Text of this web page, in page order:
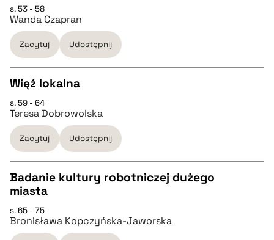
pobierz cytat
BIBTEX
s. 53 - 58
Wanda Czapran
Zacytuj Udostępnij
CZYSTY TEKST
pobierz cytat
BIBTEX
pobierz cytat
Więź lokalna
s. 59 - 64
Teresa Dobrowolska
Zacytuj Udostępnij
pobierz cytat
Badanie kultury robotniczej dużego
miasta
s. 65 - 75
Bronisława Kopczyńska-Jaworska